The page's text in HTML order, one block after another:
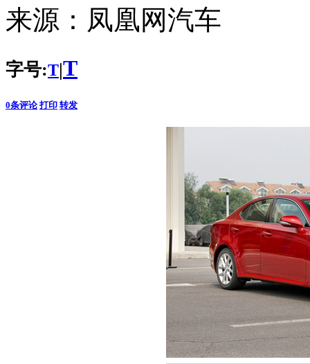
来源： 凤凰网汽车
字号:T|T
0条评论 打印 转发